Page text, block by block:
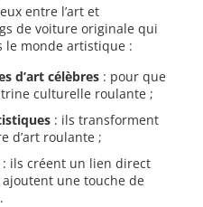
entre l’art et
de voiture originale qui
monde artistique :
d’art célèbres : pour que
culturelle roulante ;
: ils transforment
d’art roulante ;
: ils créent un lien direct
une touche de